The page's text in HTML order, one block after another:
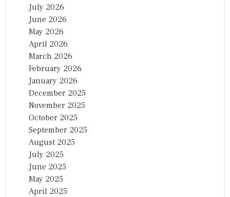
July 2026
June 2026
May 2026
April 2026
March 2026
February 2026
January 2026
December 2025
November 2025
October 2025
September 2025
August 2025
July 2025
June 2025
May 2025
April 2025